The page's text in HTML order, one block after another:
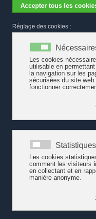
les communes vaudoises
renforcer la cohérence du
éducatifs particuliers
rapport exhaustif est mis à
systémiques y sont mis en
manière critique.
Comme le souligne le
une surcharge de travail
équipes, ce qui peut
éducative, mais
la part de l’équipe
bien-être des autres
AJESOL sont en situation
mesures ciblées qui
un groupe d’enfants. Pour
handicap, des difficultés de